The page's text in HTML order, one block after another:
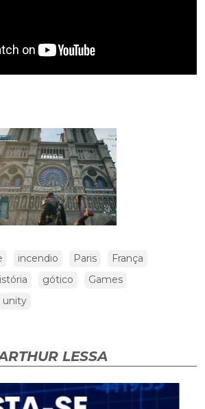
incendio Paris
França
gótico
Games
unity
LESSA